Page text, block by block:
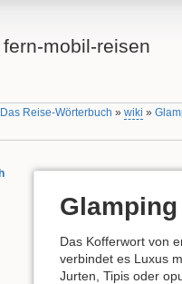
fern-mobil-reisen
Reise-Wörterbuch »wiki »
Glamping
Das Kofferwort von
verbindet es Luxus
Jurten, Tipis oder